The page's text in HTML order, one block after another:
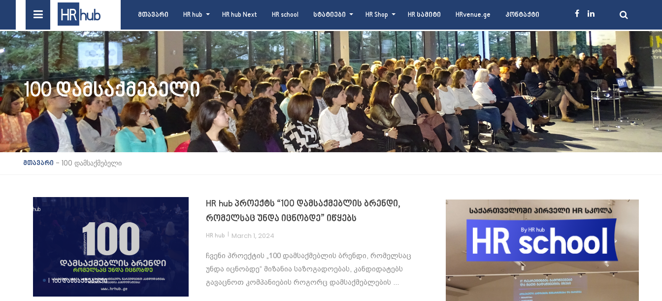
მთავარი HR hub HR hub Next HR school სტატიები HR Shop HR სამიტი HRvenue.ge კონტაქტი
100 ᲓᲐᲛᲡᲐᲥᲛᲔᲑᲔᲚᲘ
მთავარი - 100 დამსაქმებელი
| 100 ᲓᲐᲛᲡᲐᲥᲛᲔᲑᲔᲚᲘ
HR hub პროექტს “100 დამსაქმებლის ბრენდი,
რომელსაც უნდა იცნობდე” იწყებს
HR hub | March 1, 2024
ჩვენი პროექტის „100 დამსაქმებლის ბრენდი, რომელსაც
უნდა იცნობდე“ მიზანია საზოგადოებას, კანდიდატებს
გავაცნოთ კომპანიების როგორც დამსაქმებლების ...